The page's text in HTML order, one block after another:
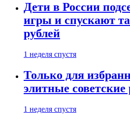
Дети в России
игры и спускают
рублей
1 неделя спустя
Только для
элитные советские
1 неделя спустя